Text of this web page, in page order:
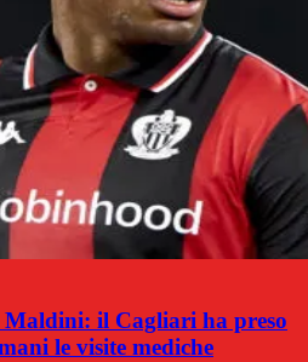
il Cagliari ha preso
le visite mediche